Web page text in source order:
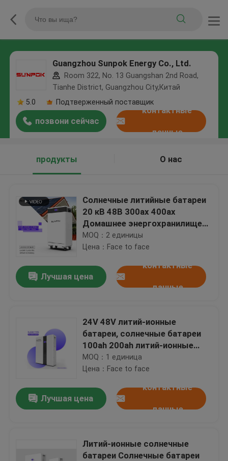
Guangzhou Sunpok Energy Co., Ltd.
Room 322, No. 13 Guangshan 2nd Road,
Tianhe District, Guangzhou City,Китай
5.0
Подтверженный поставщик
позвони сейчас
контактные
данные
продукты О нас
Солнечные литийные батареи
20 кВ 48В 300ах 400ах
Домашнее энергохранилище
Батарея Аккумулятор
MOQ：2 единицы
Цена：Face to face
Лучшая цена
контактные
данные
24V 48V литий-ионные
батареи, солнечные батареи
100ah 200ah литий-ионные
батареи
MOQ：1 единица
Цена：Face to face
Лучшая цена
контактные
данные
Литий-ионные солнечные
батареи Солнечные батареи